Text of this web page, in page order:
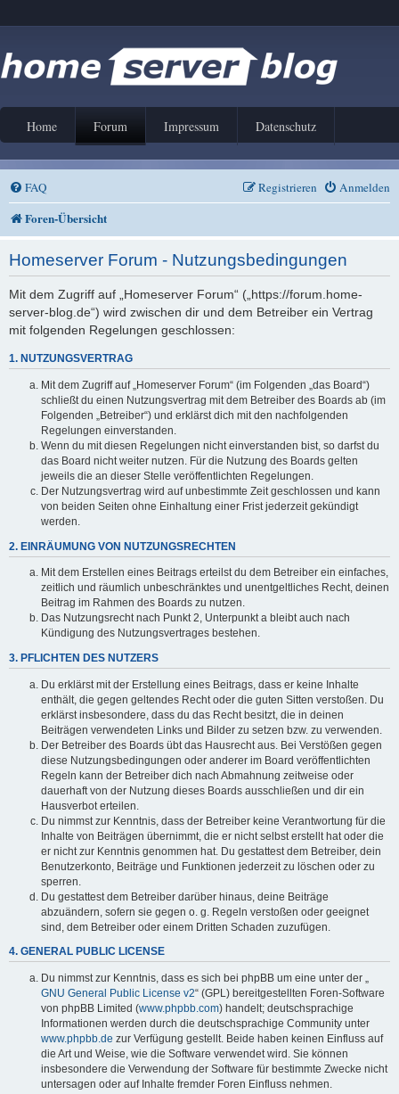
Home Forum Impressum Datenschutz
FAQ Anmelden
Registrieren
Foren-Übersicht
Homeserver Forum - Nutzungsbedingungen
Mit dem Zugriff auf „Homeserver Forum“ („https://forum.home-
server-blog.de“) wird zwischen dir und dem Betreiber ein Vertrag
mit folgenden Regelungen geschlossen:
1. NUTZUNGSVERTRAG
Mit dem Zugriff auf „Homeserver Forum“ (im Folgenden „das Board“)
schließt du einen Nutzungsvertrag mit dem Betreiber des Boards ab (im
Folgenden „Betreiber“) und erklärst dich mit den nachfolgenden
Regelungen einverstanden.
Wenn du mit diesen Regelungen nicht einverstanden bist, so darfst du
das Board nicht weiter nutzen. Für die Nutzung des Boards gelten
jeweils die an dieser Stelle veröffentlichten Regelungen.
Der Nutzungsvertrag wird auf unbestimmte Zeit geschlossen und kann
von beiden Seiten ohne Einhaltung einer Frist jederzeit gekündigt
werden.
2. EINRÄUMUNG VON NUTZUNGSRECHTEN
Mit dem Erstellen eines Beitrags erteilst du dem Betreiber ein einfaches,
zeitlich und räumlich unbeschränktes und unentgeltliches Recht, deinen
Beitrag im Rahmen des Boards zu nutzen.
Das Nutzungsrecht nach Punkt 2, Unterpunkt a bleibt auch nach
Kündigung des Nutzungsvertrages bestehen.
3. PFLICHTEN DES NUTZERS
Du erklärst mit der Erstellung eines Beitrags, dass er keine Inhalte
enthält, die gegen geltendes Recht oder die guten Sitten verstoßen. Du
erklärst insbesondere, dass du das Recht besitzt, die in deinen
Beiträgen verwendeten Links und Bilder zu setzen bzw. zu verwenden.
Der Betreiber des Boards übt das Hausrecht aus. Bei Verstößen gegen
diese Nutzungsbedingungen oder anderer im Board veröffentlichten
Regeln kann der Betreiber dich nach Abmahnung zeitweise oder
dauerhaft von der Nutzung dieses Boards ausschließen und dir ein
Hausverbot erteilen.
Du nimmst zur Kenntnis, dass der Betreiber keine Verantwortung für die
Inhalte von Beiträgen übernimmt, die er nicht selbst erstellt hat oder die
er nicht zur Kenntnis genommen hat. Du gestattest dem Betreiber, dein
Benutzerkonto, Beiträge und Funktionen jederzeit zu löschen oder zu
sperren.
Du gestattest dem Betreiber darüber hinaus, deine Beiträge
abzuändern, sofern sie gegen o. g. Regeln verstoßen oder geeignet
sind, dem Betreiber oder einem Dritten Schaden zuzufügen.
4. GENERAL PUBLIC LICENSE
Du nimmst zur Kenntnis, dass es sich bei phpBB um eine unter der „
GNU General Public License v2“ (GPL) bereitgestellten Foren-Software
von phpBB Limited (www.phpbb.com) handelt; deutschsprachige
Informationen werden durch die deutschsprachige Community unter
www.phpbb.de zur Verfügung gestellt. Beide haben keinen Einfluss auf
die Art und Weise, wie die Software verwendet wird. Sie können
insbesondere die Verwendung der Software für bestimmte Zwecke nicht
untersagen oder auf Inhalte fremder Foren Einfluss nehmen.